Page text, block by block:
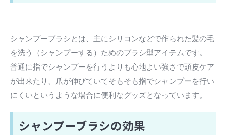
シャンプーブラシとは、主にシリコンなどで作られた髪の毛
を洗う（シャンプーする）ためのブラシ型アイテムです。
普通に指でシャンプーを行うよりも心地よい強さで頭皮ケア
が出来たり、爪が伸びていてそもそも指でシャンプーを行い
にくいというような場合に便利なグッズとなっています。
シャンプーブラシの効果